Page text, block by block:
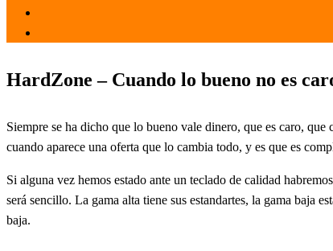
HardZone – Cuando lo bueno no es
Siempre se ha dicho que lo bueno vale dinero, que es caro,
cuando aparece una oferta que lo cambia todo, y es que es
Si alguna vez hemos estado ante un teclado de calidad
será sencillo. La gama alta tiene sus estandartes, la gama baja
baja.